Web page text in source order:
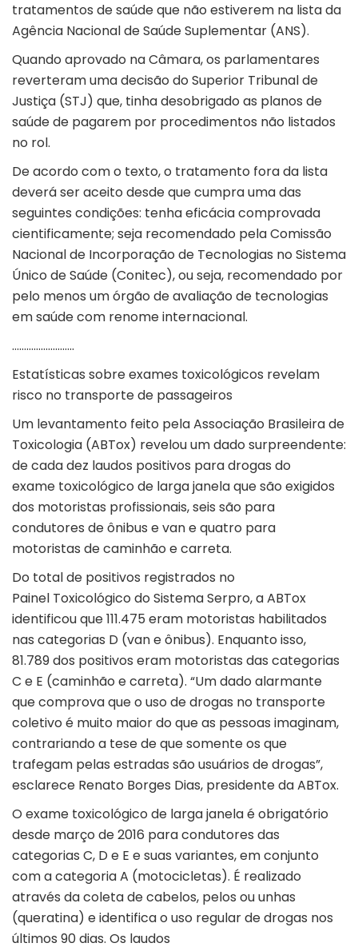
tratamentos de saúde que não estiverem na lista da
Agência Nacional de Saúde Suplementar (ANS).
Quando aprovado na Câmara, os parlamentares
reverteram uma decisão do Superior Tribunal de
Justiça (STJ) que, tinha desobrigado as planos de
saúde de pagarem por procedimentos não listados
no rol.
De acordo com o texto, o tratamento fora da lista
deverá ser aceito desde que cumpra uma das
seguintes condições: tenha eficácia comprovada
cientificamente; seja recomendado pela Comissão
Nacional de Incorporação de Tecnologias no Sistema
Único de Saúde (Conitec), ou seja, recomendado por
pelo menos um órgão de avaliação de tecnologias
em saúde com renome internacional.
……………………..
Estatísticas sobre exames toxicológicos revelam
risco no transporte de passageiros
Um levantamento feito pela Associação Brasileira de
Toxicologia (ABTox) revelou um dado surpreendente:
de cada dez laudos positivos para drogas do
exame toxicológico de larga janela que são exigidos
dos motoristas profissionais, seis são para
condutores de ônibus e van e quatro para
motoristas de caminhão e carreta.
Do total de positivos registrados no
Painel Toxicológico do Sistema Serpro, a ABTox
identificou que 111.475 eram motoristas habilitados
nas categorias D (van e ônibus). Enquanto isso,
81.789 dos positivos eram motoristas das categorias
C e E (caminhão e carreta). “Um dado alarmante
que comprova que o uso de drogas no transporte
coletivo é muito maior do que as pessoas imaginam,
contrariando a tese de que somente os que
trafegam pelas estradas são usuários de drogas”,
esclarece Renato Borges Dias, presidente da ABTox.
O exame toxicológico de larga janela é obrigatório
desde março de 2016 para condutores das
categorias C, D e E e suas variantes, em conjunto
com a categoria A (motocicletas). É realizado
através da coleta de cabelos, pelos ou unhas
(queratina) e identifica o uso regular de drogas nos
últimos 90 dias. Os laudos